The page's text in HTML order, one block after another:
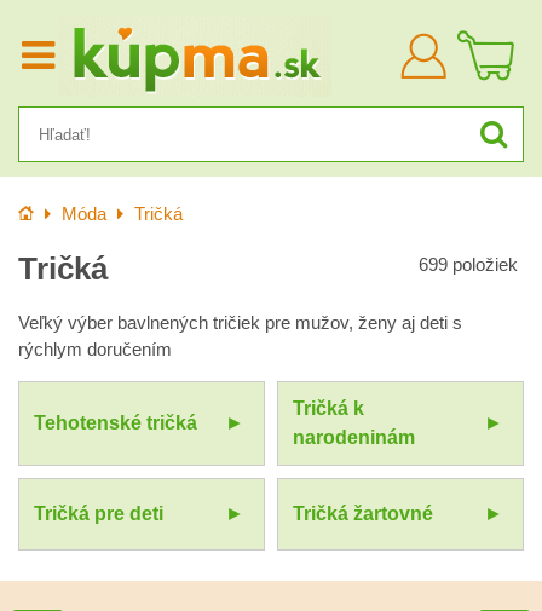
Prihlásiť
sa
Úvod Móda Tričká
Tričká 699 položiek
Veľký výber bavlnených tričiek pre mužov, ženy aj deti s
rýchlym doručením
Tehotenské tričká
Tričká k
narodeninám
Tričká pre deti Tričká žartovné